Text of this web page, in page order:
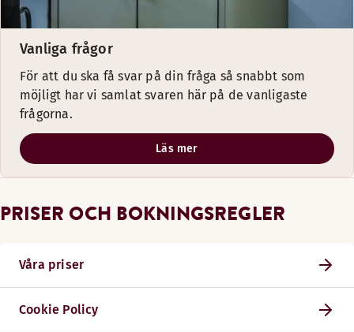
Vanliga frågor
För att du ska få svar på din fråga så snabbt som
möjligt har vi samlat svaren här på de vanligaste
frågorna.
Läs mer
PRISER OCH BOKNINGSREGLER
Våra priser
Cookie Policy